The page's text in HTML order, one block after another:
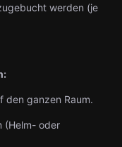
werden (je
den ganzen Raum.
(Helm- oder